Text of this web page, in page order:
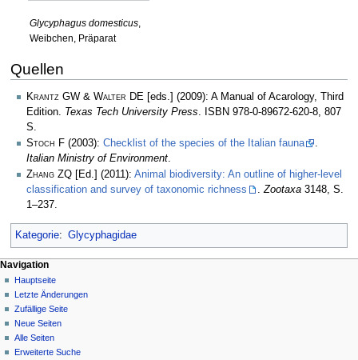
Glycyphagus domesticus,
Weibchen, Präparat
Quellen
Krantz GW & Walter DE [eds.] (2009): A Manual of Acarology, Third
Edition. Texas Tech University Press. ISBN 978-0-89672-620-8, 807
S.
Stoch F (2003): Checklist of the species of the Italian fauna
.
Italian Ministry of Environment.
Zhang ZQ [Ed.] (2011): Animal biodiversity: An outline of higher-level
classification and survey of taxonomic richness
.Zootaxa 3148, S.
1–237.
Kategorie: Glycyphagidae
Navigation
Hauptseite
Letzte Änderungen
Zufällige Seite
Neue Seiten
Alle Seiten
Erweiterte Suche